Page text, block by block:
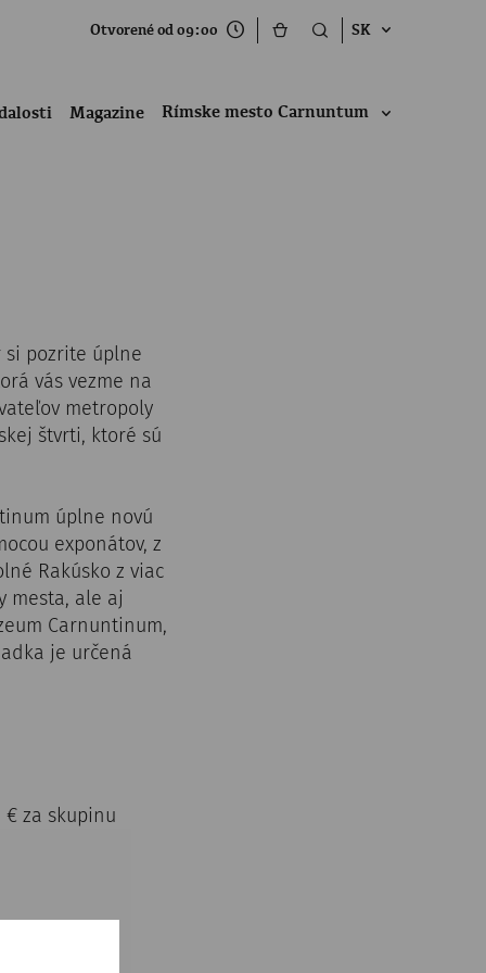
Otvorené od 09:00 SK
Magazine Rímske mesto Carnuntum
si pozrite úplne
vás vezme na
metropoly
štvrti, ktoré sú
úplne novú
exponátov, z
Rakúsko z viac
mesta, ale aj
Carnuntinum,
je určená
€ za skupinu